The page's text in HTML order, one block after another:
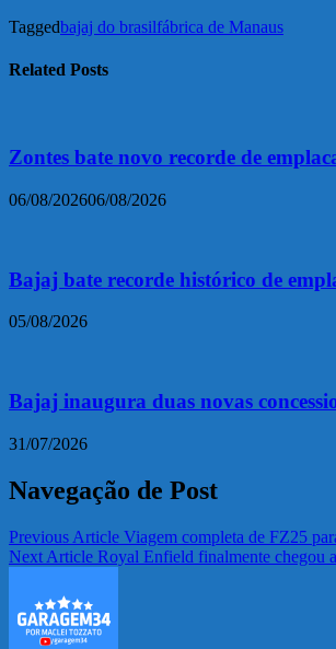
Taggedbajaj do brasilfábrica de Manaus
Related Posts
Zontes bate novo recorde de
06/08/202606/08/2026
Bajaj bate recorde histórico de
05/08/2026
Bajaj inaugura duas novas
31/07/2026
Navegação de Post
Previous Article Viagem completa de FZ25
Next Article Royal Enfield finalmente chegou